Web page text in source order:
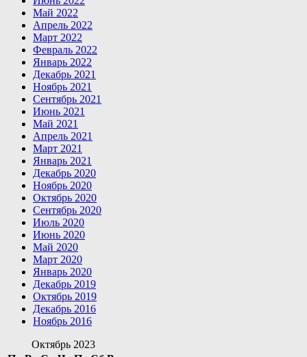
Май 2022
Апрель 2022
Март 2022
Февраль 2022
Январь 2022
Декабрь 2021
Ноябрь 2021
Сентябрь 2021
Июнь 2021
Май 2021
Апрель 2021
Март 2021
Январь 2021
Декабрь 2020
Ноябрь 2020
Октябрь 2020
Сентябрь 2020
Июль 2020
Июнь 2020
Май 2020
Март 2020
Январь 2020
Декабрь 2019
Октябрь 2019
Декабрь 2016
Ноябрь 2016
Октябрь 2023